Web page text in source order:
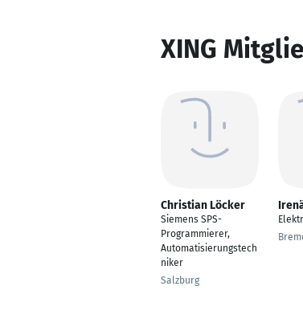
XING
Christian Löcker
Siemens SPS-
Programmierer,
Automatisierungstech
niker
Salzburg